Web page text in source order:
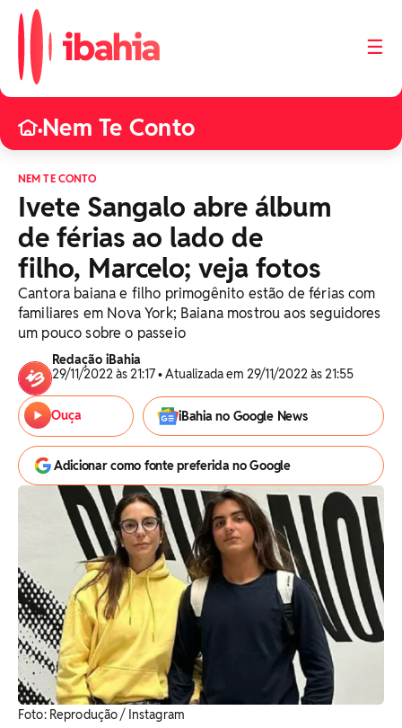
☰
•Nem Te Conto
NEM TE CONTO
Ivete Sangalo abre álbum
de férias ao lado de
filho, Marcelo; veja fotos
Cantora baiana e filho primogênito estão de férias com
familiares em Nova York; Baiana mostrou aos seguidores
um pouco sobre o passeio
Redação iBahia
29/11/2022 às 21:17 • Atualizada em 29/11/2022 às 21:55
Ouça iBahia no Google News
Adicionar como fonte preferida no Google
Foto: Reprodução / Instagram